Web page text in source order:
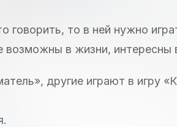
говорить, то в ней нужно
возможны в жизни,
другие играют в игру